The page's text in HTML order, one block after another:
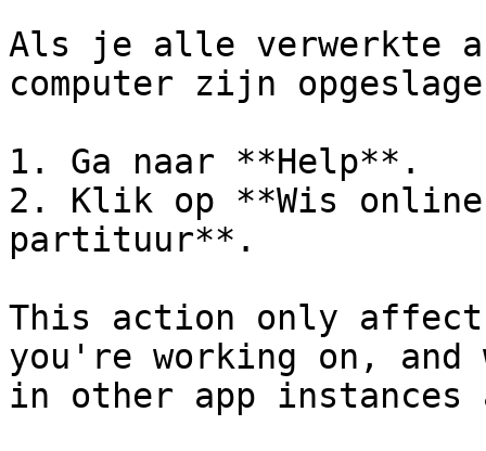
Als je alle verwerkte
computer zijn
1. Ga naar **Help**.
2. Klik op **Wis
partituur**.
This action only
you're working on,
in other app instances